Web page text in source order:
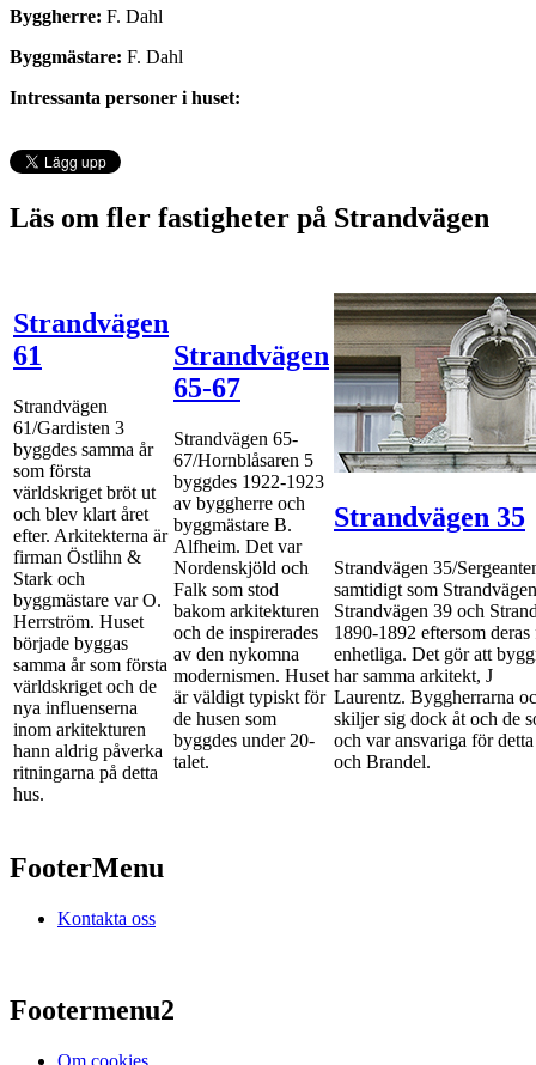
Byggherre: F. Dahl
Byggmästare: F. Dahl
Intressanta personer i huset:
Läs om fler fastigheter på Strandvägen
Strandvägen
61
Strandvägen
61/Gardisten 3
byggdes samma år
som första
världskriget bröt ut
och blev klart året
efter. Arkitekterna är
firman Östlihn &
Stark och
byggmästare var O.
Herrström. Huset
började byggas
samma år som första
världskriget och de
nya influenserna
inom arkitekturen
hann aldrig påverka
ritningarna på detta
hus.
Strandvägen
65-67
Strandvägen 65-
67/Hornblåsaren 5
byggdes 1922-1923
av byggherre och
byggmästare B.
Alfheim. Det var
Nordenskjöld och
Falk som stod
bakom arkitekturen
och de inspirerades
av den nykomna
modernismen. Huset
är väldigt typiskt för
de husen som
byggdes under 20-
talet.
Strandvägen 35
Strandvägen 35/
samtidigt som
Strandvägen 39 och
1890-1892 eftersom deras
enhetliga. Det gör att
har samma arkitekt, J
Laurentz. Byggherrarna
skiljer sig dock åt och de
och var ansvariga för
och Brandel.
FooterMenu
Kontakta oss
Footermenu2
Om cookies